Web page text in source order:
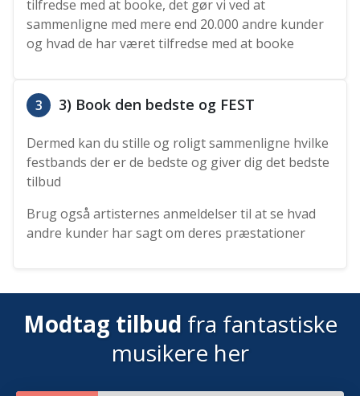
tilfredse med at booke, det gør vi ved at
sammenligne med mere end 20.000 andre kunder
og hvad de har været tilfredse med at booke
3 3) Book den bedste og FEST
Dermed kan du stille og roligt sammenligne hvilke
festbands der er de bedste og giver dig det bedste
tilbud
Brug også artisternes anmeldelser til at se hvad
andre kunder har sagt om deres præstationer
Modtag tilbud fra fantastiske
musikere her